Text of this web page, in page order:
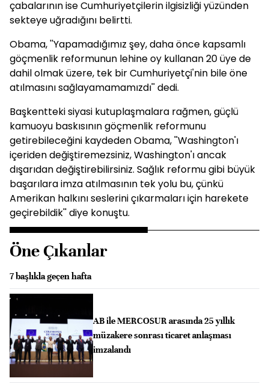
çabalarının ise Cumhuriyetçilerin ilgisizliği yüzünden
sekteye uğradığını belirtti.
Obama, ''Yapamadığımız şey, daha önce kapsamlı
göçmenlik reformunun lehine oy kullanan 20 üye de
dahil olmak üzere, tek bir Cumhuriyetçi'nin bile öne
atılmasını sağlayamamamızdı'' dedi.
Başkentteki siyasi kutuplaşmalara rağmen, güçlü
kamuoyu baskısının göçmenlik reformunu
getirebileceğini kaydeden Obama, ''Washington'ı
içeriden değiştiremezsiniz, Washington'ı ancak
dışarıdan değiştirebilirsiniz. Sağlık reformu gibi büyük
başarılara imza atılmasının tek yolu bu, çünkü
Amerikan halkını seslerini çıkarmaları için harekete
geçirebildik'' diye konuştu.
Öne Çıkanlar
7 başlıkla geçen hafta
AB ile MERCOSUR arasında 25 yıllık
müzakere sonrası ticaret anlaşması
imzalandı